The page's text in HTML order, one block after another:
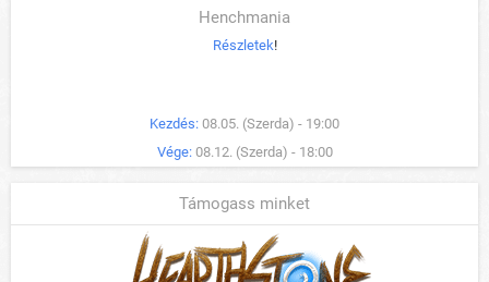
Henchmania
Részletek!
Kezdés: 08.05. (Szerda) - 19:00
Vége: 08.12. (Szerda) - 18:00
Támogass minket